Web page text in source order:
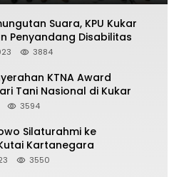
Suara, KPU Kukar
Penyandang Disabilitas
3884
KTNA Award
Tani Nasional di Kukar
3594
Silaturahmi ke
Kartanegara
3550